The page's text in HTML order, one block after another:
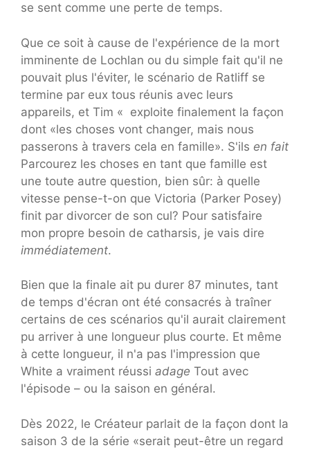
se sent comme une perte de temps.
Que ce soit à cause de l'expérience de la mort
imminente de Lochlan ou du simple fait qu'il ne
pouvait plus l'éviter, le scénario de Ratliff se
termine par eux tous réunis avec leurs
appareils, et Tim « exploite finalement la façon
dont «les choses vont changer, mais nous
passerons à travers cela en famille». S'ils en fait
Parcourez les choses en tant que famille est
une toute autre question, bien sûr: à quelle
vitesse pense-t-on que Victoria (Parker Posey)
finit par divorcer de son cul? Pour satisfaire
mon propre besoin de catharsis, je vais dire
immédiatement.
Bien que la finale ait pu durer 87 minutes, tant
de temps d'écran ont été consacrés à traîner
certains de ces scénarios qu'il aurait clairement
pu arriver à une longueur plus courte. Et même
à cette longueur, il n'a pas l'impression que
White a vraiment réussi adage Tout avec
l'épisode – ou la saison en général.
Dès 2022, le Créateur parlait de la façon dont la
saison 3 de la série «serait peut-être un regard